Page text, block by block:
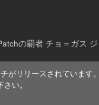
の覇者 チョ＝ガス
がリリースされています。
い。